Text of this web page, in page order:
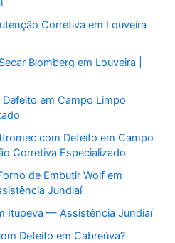
Corretiva em Louveira
Blomberg em Louveira |
em Campo Limpo
com Defeito em Campo
Corretiva Especializado
de Embutir Wolf em
Jundiaí
Itupeva — Assistência Jundiaí
Defeito em Cabreúva?